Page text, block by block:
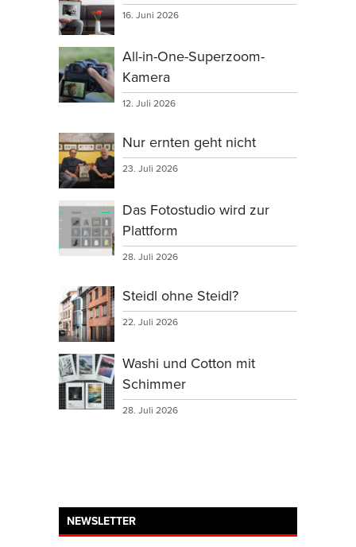
16. Juni 2026
All-in-One-Superzoom-
Kamera
12. Juli 2026
Nur ernten geht nicht
23. Juli 2026
Das Fotostudio wird zur
Plattform
28. Juli 2026
Steidl ohne Steidl?
22. Juli 2026
Washi und Cotton mit
Schimmer
28. Juli 2026
NEWSLETTER